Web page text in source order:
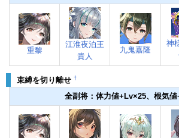
重黎
江淮夜泊王
貴人
九鬼嘉隆
神
束縛を切り離せ †
全副将：体力値+Lv×25、根気